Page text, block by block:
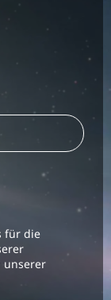
für die
unserer